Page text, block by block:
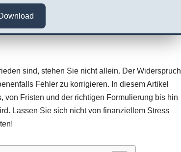
sind, stehen Sie nicht allein. Der Widerspruch
Fehler zu korrigieren. In diesem Artikel
Fristen und der richtigen Formulierung bis hin
Lassen Sie sich nicht von finanziellem Stress